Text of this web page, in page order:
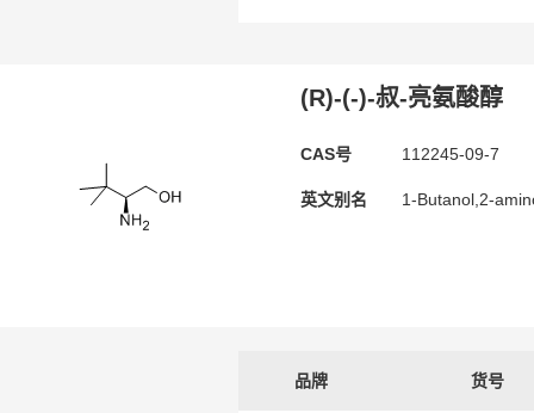
(R)-(-)-叔-亮氨酸醇
CAS号 112245-09-7
英文别名 1-Butanol,2-
品牌 货号